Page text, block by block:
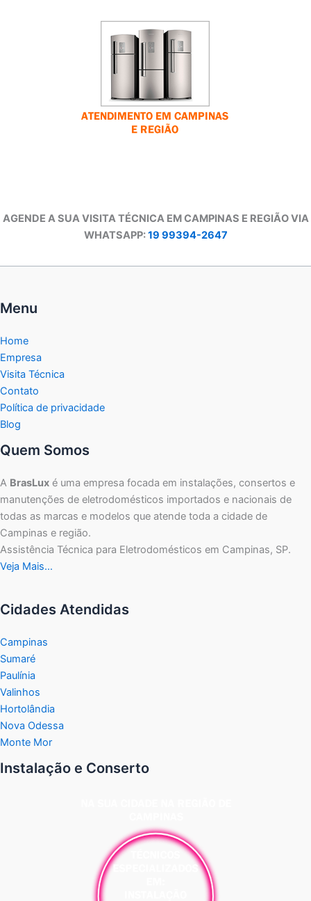
AGENDE A SUA VISITA TÉCNICA EM CAMPINAS E REGIÃO VIA
WHATSAPP:19 99394-2647
Menu
Home
Empresa
Visita Técnica
Contato
Política de privacidade
Blog
Quem Somos
A BrasLux é uma empresa focada em instalações, consertos e
manutenções de eletrodomésticos importados e nacionais de
todas as marcas e modelos que atende toda a cidade de
Campinas e região.
Assistência Técnica para Eletrodomésticos em Campinas, SP.
Veja Mais…
Cidades Atendidas
Campinas
Sumaré
Paulínia
Valinhos
Hortolândia
Nova Odessa
Monte Mor
Instalação e Conserto